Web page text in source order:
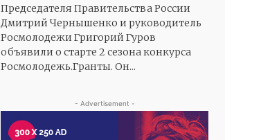
Председателя Правительства России
Дмитрий Чернышенко и руководитель
Росмолодежи Григорий Гуров
объявили о старте 2 сезона конкурса
Росмолодежь.Гранты. Он...
- Advertisement -